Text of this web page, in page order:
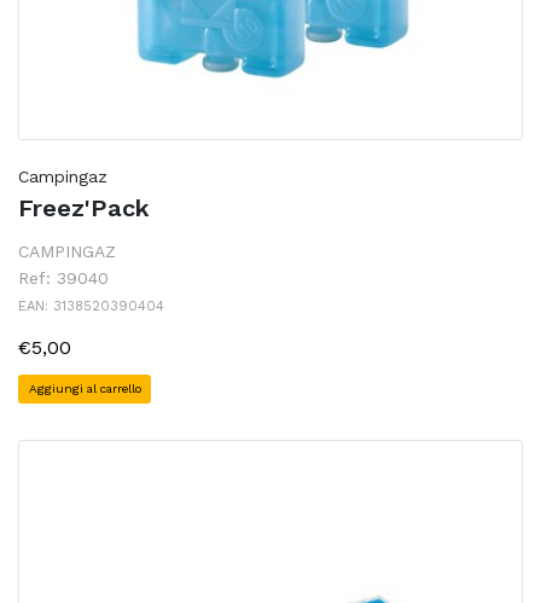
Campingaz
Freez'Pack
CAMPINGAZ
Ref: 39040
EAN: 3138520390404
€5,00
Aggiungi al carrello